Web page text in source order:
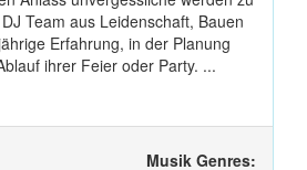
Team aus Leidenschaft, Bauen
Erfahrung, in der Planung
ihrer Feier oder Party. ...
Musik Genres: